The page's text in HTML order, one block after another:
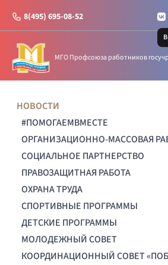
8(495) 695-08-52
МГО Профсоюза работников
НОВОСТИ
#ПОМОГАЕМВМЕСТЕ
ОРГАНИЗАЦИОННО-МАССОВАЯ
СОЦИАЛЬНОЕ ПАРТНЕРСТВО
ПРАВОЗАЩИТНАЯ РАБОТА
ОХРАНА ТРУДА
СПОРТИВНЫЕ ПРОГРАММЫ
ДЕТСКИЕ ПРОГРАММЫ
МОЛОДЕЖНЫЙ СОВЕТ
КООРДИНАЦИОННЫЙ СОВЕТ